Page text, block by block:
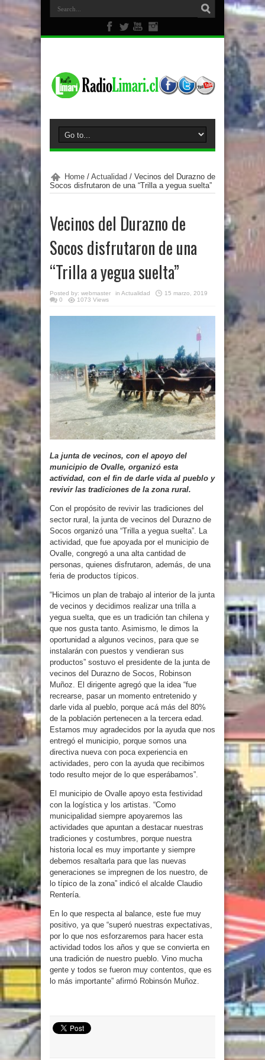
Home / Actualidad / Vecinos del Durazno de
Socos disfrutaron de una “Trilla a yegua suelta”
Vecinos del Durazno de
Socos disfrutaron de una
“Trilla a yegua suelta”
Posted by: webmaster in Actualidad
15 marzo, 2019
0
1073 Views
La junta de vecinos, con el apoyo del
municipio de Ovalle, organizó esta
actividad, con el fin de darle vida al pueblo y
revivir las tradiciones de la zona rural.
Con el propósito de revivir las tradiciones del
sector rural, la junta de vecinos del Durazno de
Socos organizó una “Trilla a yegua suelta”. La
actividad, que fue apoyada por el municipio de
Ovalle, congregó a una alta cantidad de
personas, quienes disfrutaron, además, de una
feria de productos típicos.
“Hicimos un plan de trabajo al interior de la junta
de vecinos y decidimos realizar una trilla a
yegua suelta, que es un tradición tan chilena y
que nos gusta tanto. Asimismo, le dimos la
oportunidad a algunos vecinos, para que se
instalarán con puestos y vendieran sus
productos” sostuvo el presidente de la junta de
vecinos del Durazno de Socos, Robinson
Muñoz. El dirigente agregó que la idea “fue
recrearse, pasar un momento entretenido y
darle vida al pueblo, porque acá más del 80%
de la población pertenecen a la tercera edad.
Estamos muy agradecidos por la ayuda que nos
entregó el municipio, porque somos una
directiva nueva con poca experiencia en
actividades, pero con la ayuda que recibimos
todo resulto mejor de lo que esperábamos”.
El municipio de Ovalle apoyo esta festividad
con la logística y los artistas. “Como
municipalidad siempre apoyaremos las
actividades que apuntan a destacar nuestras
tradiciones y costumbres, porque nuestra
historia local es muy importante y siempre
debemos resaltarla para que las nuevas
generaciones se impregnen de los nuestro, de
lo típico de la zona” indicó el alcalde Claudio
Rentería.
En lo que respecta al balance, este fue muy
positivo, ya que “superó nuestras expectativas,
por lo que nos esforzaremos para hacer esta
actividad todos los años y que se convierta en
una tradición de nuestro pueblo. Vino mucha
gente y todos se fueron muy contentos, que es
lo más importante” afirmó Robinsón Muñoz.